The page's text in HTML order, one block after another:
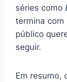
séries como
termina com
público
seguir.
Em resumo,